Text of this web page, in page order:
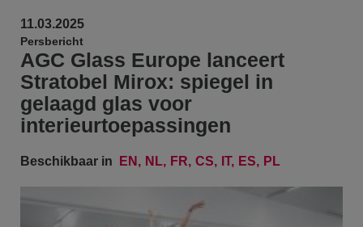
11.03.2025
Persbericht
AGC Glass Europe lanceert
Stratobel Mirox: spiegel in
gelaagd glas voor
interieurtoepassingen
Beschikbaar in EN NL FR CS IT ES PL